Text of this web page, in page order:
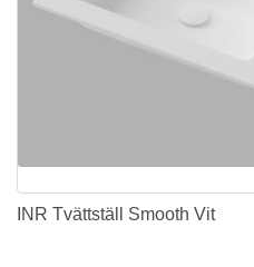
INR Tvättställ Smooth Vit